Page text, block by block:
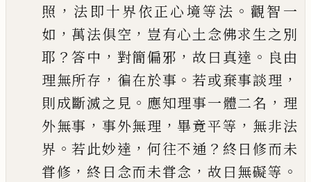
照 ， 法即十界依正心境等 法 。觀智一
如 ， 萬法俱空 ， 豈有心土念佛求生之別
耶 ？答中 ， 對簡偏邪 ，故曰真達 。 良由
理無所存 ， 徧在於事 。若或棄事談理 ，
則成斷滅之見 。 應知理事一體二名 ， 理
外無事 ， 事外無理 ， 畢竟平等 ， 無非法
界 。若此妙達 ，何往不通 ？ 終日修而未
甞修 ， 終日念而未甞念 ， 故曰無礙等 。